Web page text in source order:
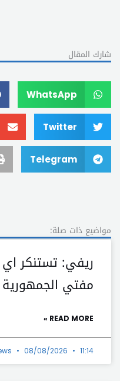
شارك المقال
WhatsApp
Twitter
Telegram
مواضيع ذات صلة:
ريفي: تستنكر
مفتي الجمهورية
READ MORE »
08/08/2026 11:14 ص